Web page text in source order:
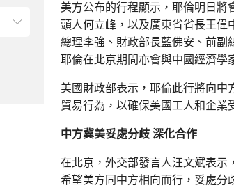
美方公布的行程顯示，耶倫明日將
頭人何立峰，以及廣東省省長王偉
總理李強、財政部長藍佛安、前副
耶倫在北京期間亦會與中國經濟學
美國財政部表示，耶倫此行將向中
貿易行為，以確保美國工人和企業
中方冀美妥處分歧 深化合作
在北京，外交部發言人汪文斌表示
希望美方同中方相向而行，妥處分